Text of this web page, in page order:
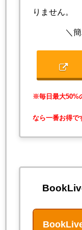
りません。
＼
※毎日最大50%
なら一番お得で